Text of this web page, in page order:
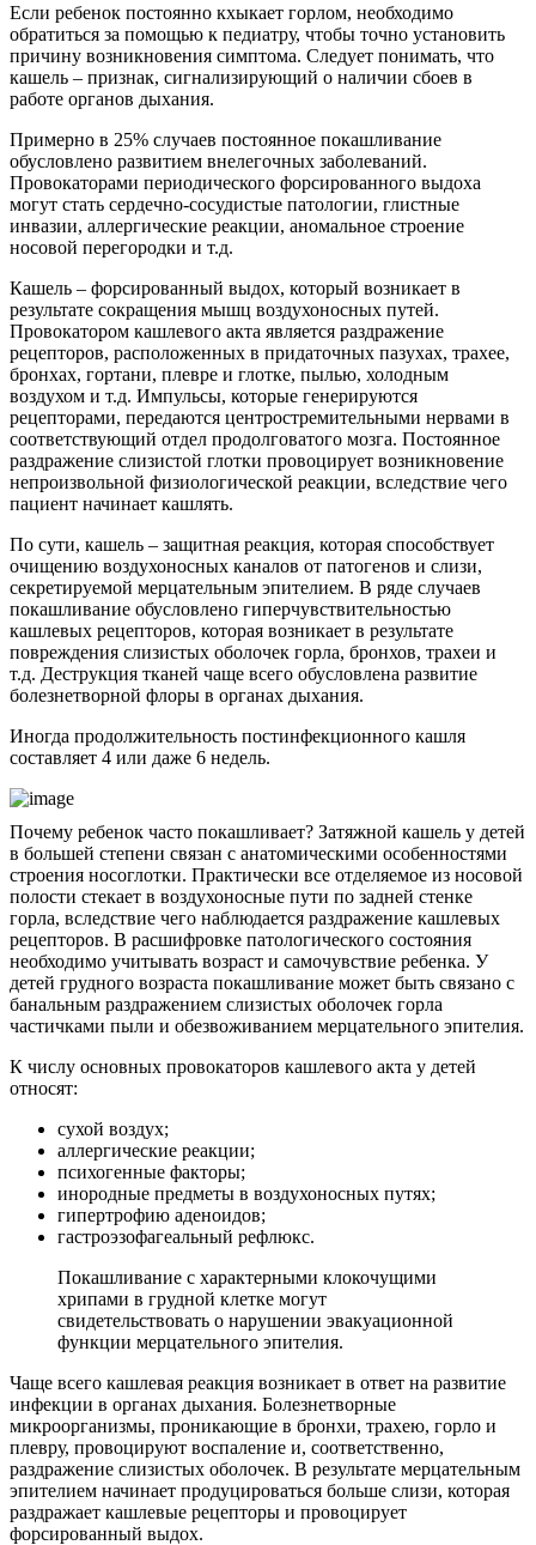
Если ребенок постоянно кхыкает горлом, необходимо
обратиться за помощью к педиатру, чтобы точно установить
причину возникновения симптома. Следует понимать, что
кашель – признак, сигнализирующий о наличии сбоев в
работе органов дыхания.
Примерно в 25% случаев постоянное покашливание
обусловлено развитием внелегочных заболеваний.
Провокаторами периодического форсированного выдоха
могут стать сердечно-сосудистые патологии, глистные
инвазии, аллергические реакции, аномальное строение
носовой перегородки и т.д.
Кашель – форсированный выдох, который возникает в
результате сокращения мышц воздухоносных путей.
Провокатором кашлевого акта является раздражение
рецепторов, расположенных в придаточных пазухах, трахее,
бронхах, гортани, плевре и глотке, пылью, холодным
воздухом и т.д. Импульсы, которые генерируются
рецепторами, передаются центростремительными нервами в
соответствующий отдел продолговатого мозга. Постоянное
раздражение слизистой глотки провоцирует возникновение
непроизвольной физиологической реакции, вследствие чего
пациент начинает кашлять.
По сути, кашель – защитная реакция, которая способствует
очищению воздухоносных каналов от патогенов и слизи,
секретируемой мерцательным эпителием. В ряде случаев
покашливание обусловлено гиперчувствительностью
кашлевых рецепторов, которая возникает в результате
повреждения слизистых оболочек горла, бронхов, трахеи и
т.д. Деструкция тканей чаще всего обусловлена развитие
болезнетворной флоры в органах дыхания.
Иногда продолжительность постинфекционного кашля
составляет 4 или даже 6 недель.
Почему ребенок часто покашливает? Затяжной кашель у детей
в большей степени связан с анатомическими особенностями
строения носоглотки. Практически все отделяемое из носовой
полости стекает в воздухоносные пути по задней стенке
горла, вследствие чего наблюдается раздражение кашлевых
рецепторов. В расшифровке патологического состояния
необходимо учитывать возраст и самочувствие ребенка. У
детей грудного возраста покашливание может быть связано с
банальным раздражением слизистых оболочек горла
частичками пыли и обезвоживанием мерцательного эпителия.
К числу основных провокаторов кашлевого акта у детей
относят:
сухой воздух;
аллергические реакции;
психогенные факторы;
инородные предметы в воздухоносных путях;
гипертрофию аденоидов;
гастроэзофагеальный рефлюкс.
Покашливание с характерными клокочущими
хрипами в грудной клетке могут
свидетельствовать о нарушении эвакуационной
функции мерцательного эпителия.
Чаще всего кашлевая реакция возникает в ответ на развитие
инфекции в органах дыхания. Болезнетворные
микроорганизмы, проникающие в бронхи, трахею, горло и
плевру, провоцируют воспаление и, соответственно,
раздражение слизистых оболочек. В результате мерцательным
эпителием начинает продуцироваться больше слизи, которая
раздражает кашлевые рецепторы и провоцирует
форсированный выдох.